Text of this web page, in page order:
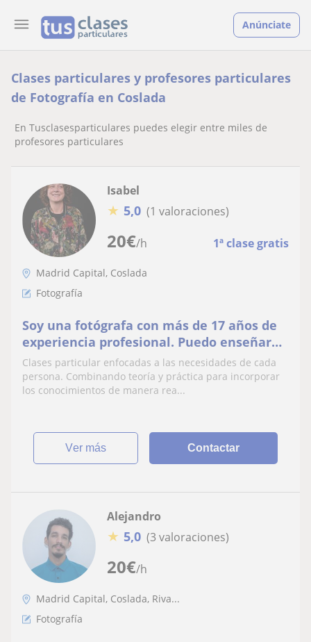
Anúnciate
Clases particulares y profesores particulares
de Fotografía en Coslada
En Tusclasesparticulares puedes elegir entre miles de
profesores particulares
20€/h 1ª clase gratis
Isabel
★ 5,0 (1 valoraciones)
Madrid Capital, Coslada
Fotografía
Soy una fotógrafa con más de 17 años de
experiencia profesional. Puedo enseñar
tanto fotografía básica, como
especializada en eventos, música, retrato,
prensa... como el flujo de trabajo de
Clases particular enfocadas a las necesidades de cada
persona. Combinando teoría y práctica para incorporar
los conocimientos de manera rea...
ver más Contactar
20€/h
Alejandro
★ 5,0 (3 valoraciones)
Madrid Capital, Coslada, Riva...
Fotografía